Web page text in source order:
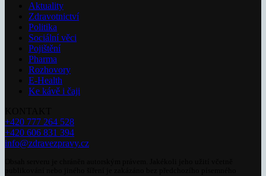
Aktuality
Zdravotnictví
Politika
Sociální věci
Pojištění
Pharma
Rozhovory
E-Health
Ke kávě i čaji
+420 777 264 528
+420 606 831 394
info@zdravezpravy.cz